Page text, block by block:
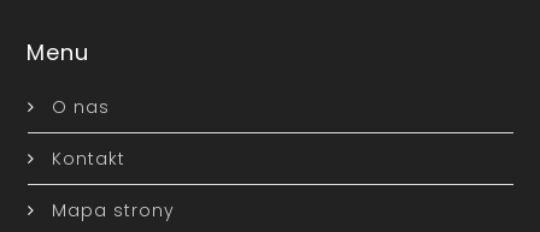
Menu
O nas
Kontakt
Mapa strony